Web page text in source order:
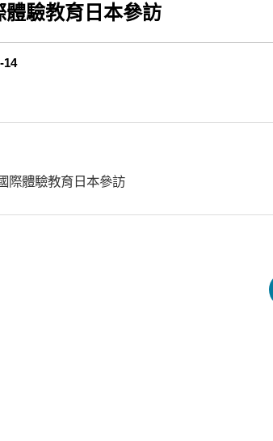
體驗教育日本參訪
14
際體驗教育日本參訪